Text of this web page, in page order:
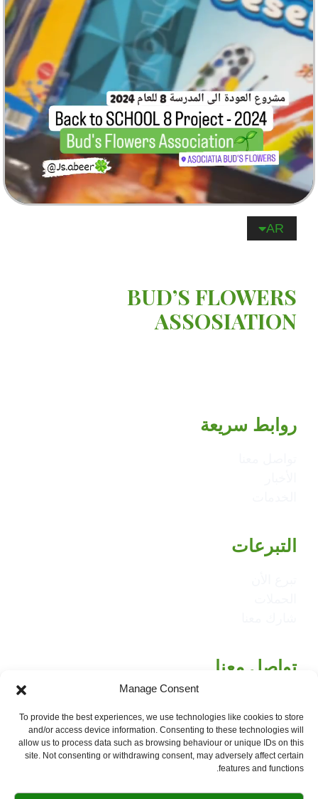
Manage Consent
To provide the best experiences, we use technologies like cookies to store
and/or access device information. Consenting to these technologies will
allow us to process data such as browsing behaviour or unique IDs on this
site. Not consenting or withdrawing consent, may adversely affect certain
features and functions.
BUD’S FLOWERS
ASSOSIATION
AR
RO
EN
روابط سريعة
التبرعات
تواصل معنا
004.0734584626
office@budsflowers.ro